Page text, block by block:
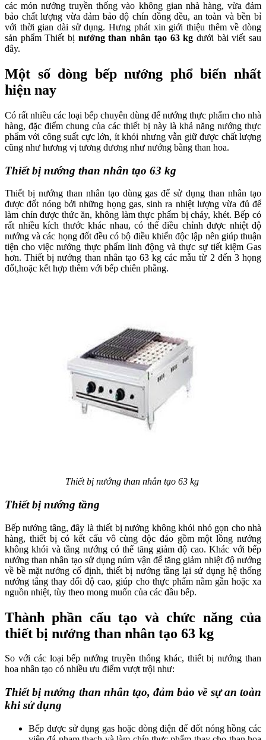
các món nướng truyền thống vào không gian nhà hàng, vừa đảm
bảo chất lượng vừa đảm bảo độ chín đồng đều, an toàn và bền bỉ
với thời gian dài sử dụng. Hưng phát xin giới thiệu thêm về dòng
sản phẩm Thiết bị nướng than nhân tạo 63 kg dưới bài viết sau
đây.
Một số dòng bếp nướng phổ biến nhất
hiện nay
Có rất nhiều các loại bếp chuyên dùng để nướng thực phẩm cho nhà
hàng, đặc điểm chung của các thiết bị này là khả năng nướng thực
phẩm với công suất cực lớn, ít khói nhưng vẫn giữ được chất lượng
cũng như hương vị tương đương như nướng bằng than hoa.
Thiết bị nướng than nhân tạo 63 kg
Thiết bị nướng than nhân tạo dùng gas để sử dụng than nhân tạo
được đốt nóng bởi những họng gas, sinh ra nhiệt lượng vừa đủ để
làm chín được thức ăn, không làm thực phẩm bị cháy, khét. Bếp có
rất nhiều kích thước khác nhau, có thể điều chỉnh được nhiệt độ
nướng và các họng đốt đều có bộ điều khiển độc lập nên giúp thuận
tiện cho việc nướng thực phẩm linh động và thực sự tiết kiệm Gas
hơn. Thiết bị nướng than nhân tạo 63 kg các mẫu từ 2 đến 3 họng
đốt,hoặc kết hợp thêm với bếp chiên phẳng.
Thiết bị nướng than nhân tạo 63 kg
Thiết bị nướng tầng
Bếp nướng tâng, đây là thiết bị nướng không khói nhỏ gọn cho nhà
hàng, thiết bị có kết cấu vô cùng độc đáo gồm một lồng nướng
không khói và tầng nướng có thể tăng giảm độ cao. Khác với bếp
nướng than nhân tạo sử dụng núm vận để tăng giảm nhiệt độ nướng
về bề mặt nướng cố định, thiết bị nướng tầng lại sử dụng hệ thống
nướng tâng thay đổi độ cao, giúp cho thực phẩm nằm gần hoặc xa
nguồn nhiệt, tùy theo mong muốn của các đầu bếp.
Thành phần cấu tạo và chức năng của
thiết bị nướng than nhân tạo 63 kg
So với các loại bếp nướng truyền thống khác, thiết bị nướng than
hoa nhân tạo có nhiều ưu điểm vượt trội như:
Thiết bị nướng than nhân tạo, đảm bảo về sự an toàn
khi sử dụng
Bếp được sử dụng gas hoặc dòng điện để đốt nóng hồng các